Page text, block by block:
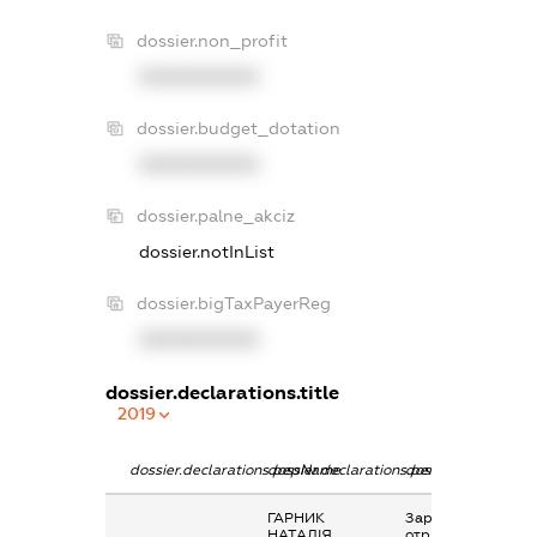
dossier.non_profit
dossier.budget_dotation
dossier.palne_akciz
dossier.notInList
dossier.bigTaxPayerReg
dossier.declarations.title
2019
dossier.declarations.pepNamedossier.declarations.personName
ГАРНИК
Заробітна плата